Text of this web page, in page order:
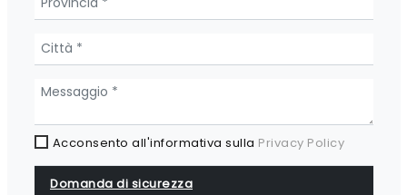
Acconsento all'informativa sulla Privacy Policy
Domanda di sicurezza